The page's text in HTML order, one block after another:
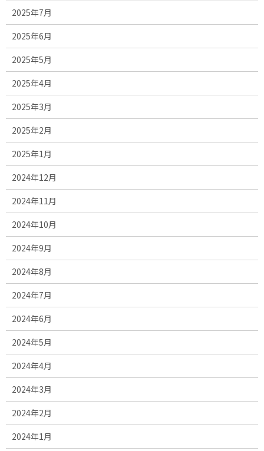
2025年7月
2025年6月
2025年5月
2025年4月
2025年3月
2025年2月
2025年1月
2024年12月
2024年11月
2024年10月
2024年9月
2024年8月
2024年7月
2024年6月
2024年5月
2024年4月
2024年3月
2024年2月
2024年1月